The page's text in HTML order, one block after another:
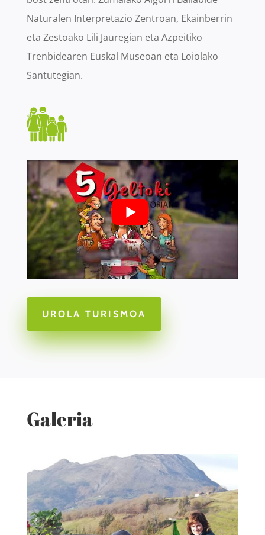
Naturalen Interpretazio Zentroan, Ekainberrin
eta Zestoako Lili Jauregian eta Azpeitiko
Trenbidearen Euskal Museoan eta Loiolako
Santutegian.
UROLA TURISMOA
Galeria